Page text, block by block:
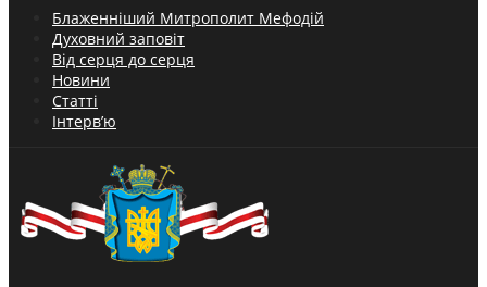
Блаженніший Митрополит Мефодій
Духовний заповіт
Від серця до серця
Новини
Статті
Інтерв’ю